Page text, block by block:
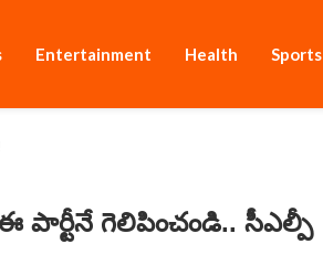
Entertainment Health Sports
ఈ పార్టీనే గెలిపించండి.. సీఎల్పీ